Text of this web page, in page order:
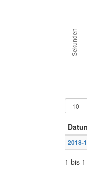
Sekunden
2018-
1 bis